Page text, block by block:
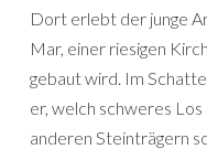
Dort erlebt der junge
Mar, einer riesigen
gebaut wird. Im
er, welch schweres
anderen Steinträgern